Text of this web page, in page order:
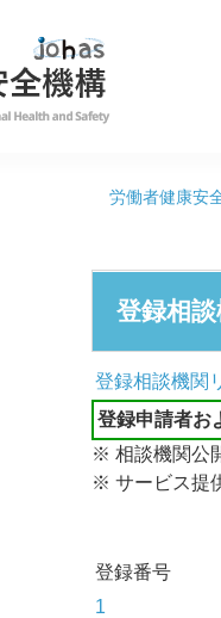
労働者健康安
登録相
登録相談機関
登録申請者お
※ 相談機関公
※ サービス提
登録番号
1